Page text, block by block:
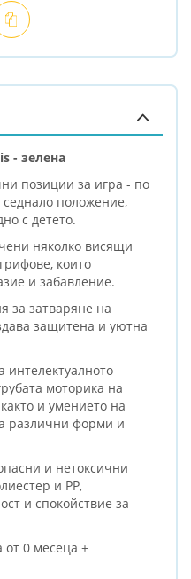
Сравни
- зелена
позиции за игра - по
положение,
с детето.
няколко висящи
които
и забавление.
за затваряне на
защитена и уютна
интелектуалното
моторика на
и умението на
различни форми и
и нетоксични
и PP,
и спокойствие за
от 0 месеца +